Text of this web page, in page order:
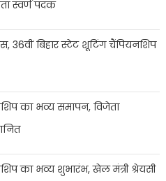
स्वर्ण पदक
36वीं बिहार स्टेट शूटिंग चैंपियनशिप
का भव्य समापन, विजेता
का भव्य शुभारंभ, खेल मंत्री श्रेयसी